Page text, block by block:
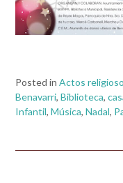
Posted in Actos
Benavarri, Biblioteca,
Infantil, Música, Nadal,